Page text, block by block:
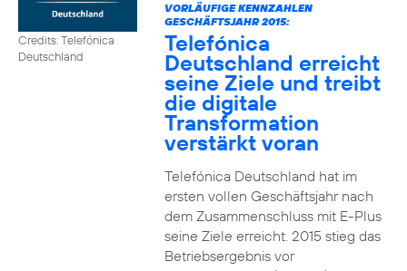
Credits: Telefónica
Deutschland
VORLÄUFIGE KENNZAHLEN
GESCHÄFTSJAHR 2015:
Telefónica
Deutschland erreicht
seine Ziele und treibt
die digitale
Transformation
verstärkt voran
Telefónica Deutschland hat im
ersten vollen Geschäftsjahr nach
dem Zusammenschluss mit E-Plus
seine Ziele erreicht. 2015 stieg das
Betriebsergebnis vor